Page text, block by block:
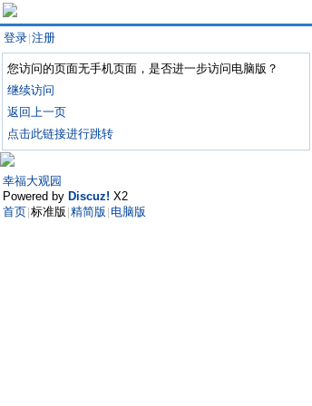
登录 注册
您访问的页面无手机页面，是否进一步访问电脑版？
继续访问
返回上一页
点击此链接进行跳转
幸福大观园
Powered by Discuz! X2
首页 标准版 精简版 电脑版